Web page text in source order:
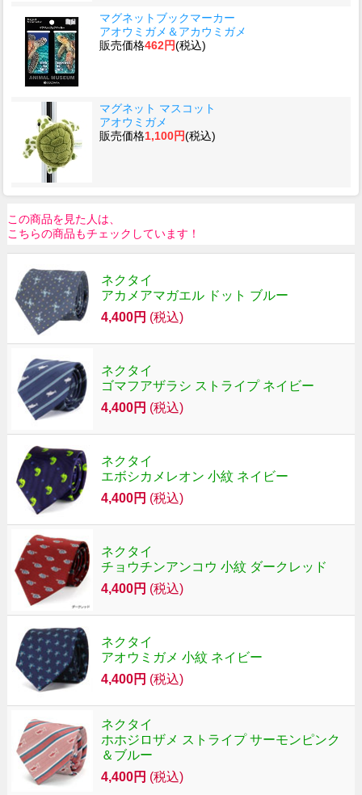
マグネットブックマーカー
アオウミガメ＆アカウミガメ
販売価格462円(税込)
マグネット マスコット
アオウミガメ
販売価格1,100円(税込)
この商品を見た人は、
こちらの商品もチェックしています！
ネクタイ
アカメアマガエル ドット ブルー
4,400円 (税込)
ネクタイ
ゴマフアザラシ ストライプ ネイビー
4,400円 (税込)
ネクタイ
エボシカメレオン 小紋 ネイビー
4,400円 (税込)
ネクタイ
チョウチンアンコウ 小紋 ダークレッド
4,400円 (税込)
ネクタイ
アオウミガメ 小紋 ネイビー
4,400円 (税込)
ネクタイ
ホホジロザメ ストライプ サーモンピンク
＆ブルー
4,400円 (税込)